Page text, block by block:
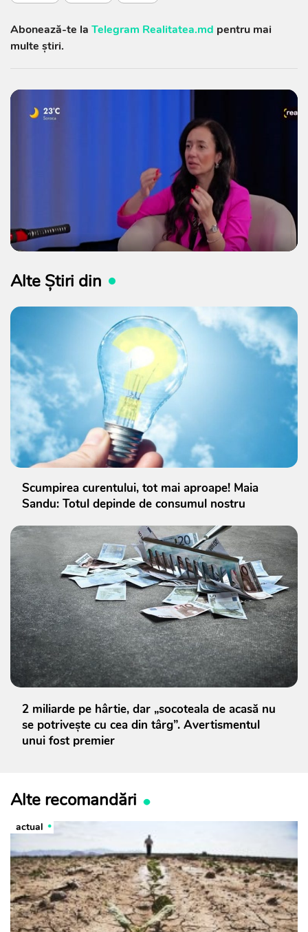
Abonează-te la Telegram Realitatea.md pentru mai
multe știri.
Alte Știri din
Scumpirea curentului, tot mai aproape! Maia
Sandu: Totul depinde de consumul nostru
2 miliarde pe hârtie, dar „socoteala de acasă nu
se potrivește cu cea din târg”. Avertismentul
unui fost premier
Alte recomandări
actual